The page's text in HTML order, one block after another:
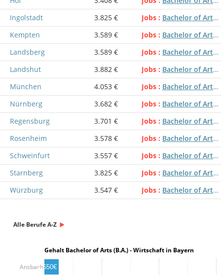
Ingolstadt
3.825 € Jobs
Bachelor of Arts (B.A.) - Wirtschaft
Kempten
3.589 € Jobs
Bachelor of Arts (B.A.) - Wirtschaft
Landsberg
3.589 € Jobs
Bachelor of Arts (B.A.) - Wirtschaft
Landshut
3.882 € Jobs
Bachelor of Arts (B.A.) - Wirtschaft
München
4.053 € Jobs
Bachelor of Arts (B.A.) - Wirtschaft
Nürnberg
3.682 € Jobs
Bachelor of Arts (B.A.) - Wirtschaft
Regensburg
3.701 € Jobs
Bachelor of Arts (B.A.) - Wirtschaft
Rosenheim
3.578 € Jobs
Bachelor of Arts (B.A.) - Wirtschaft
Schweinfurt
3.557 € Jobs
Bachelor of Arts (B.A.) - Wirtschaft
Starnberg
3.825 € Jobs
Bachelor of Arts (B.A.) - Wirtschaft
Würzburg
3.547 € Jobs Bachelor of Arts (B.A.) - Wirtschaft
Alle Berufe A-Z
Gehalt Bachelor of Arts (B.A.) - Wirtschaft in Bayern
Ansbach2,650€